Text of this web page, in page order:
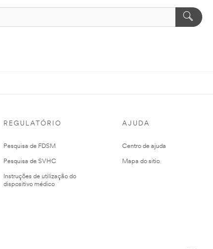
REGULATÓRIO
Pesquisa de FDSM
Pesquisa de SVHC
Instruções de utilização do
dispositivo médico
AJUDA
Centro de ajuda
Mapa do sitio